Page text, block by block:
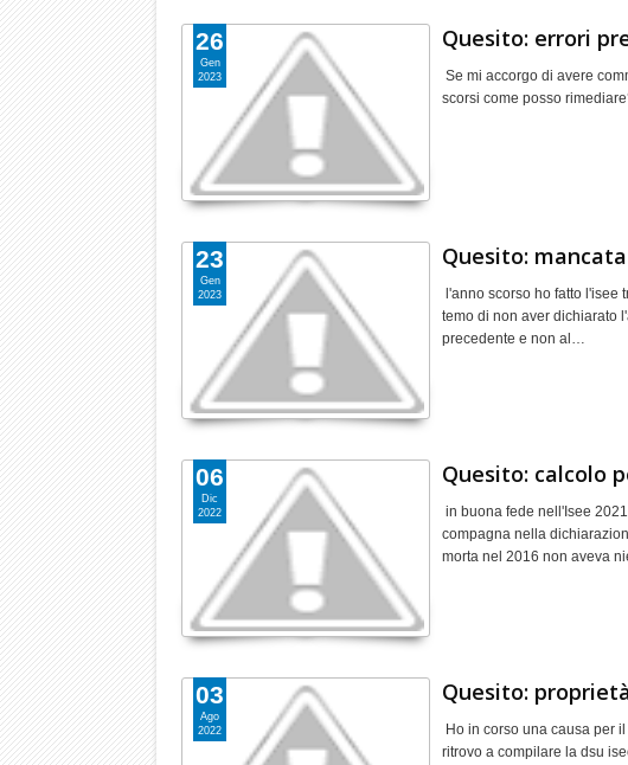
Quesito: errori
Se mi accorgo di avere
scorsi come posso
26
Gen
2023
Quesito:
l'anno scorso ho fatto
temo di non aver dichiarato
precedente e non al…
23
Gen
2023
Quesito: calcolo
in buona fede nell'Isee
compagna nella
morta nel 2016 non aveva
06
Dic
2022
Quesito:
Ho in corso una causa per
ritrovo a compilare la dsu
03
Ago
2022